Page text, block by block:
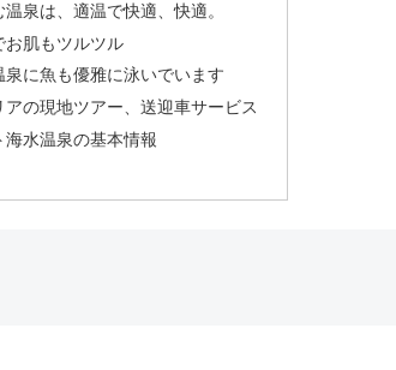
泉は、適温で快適、快適。
お肌もツルツル
泉に魚も優雅に泳いでいます
アの現地ツアー、送迎車サービス
海水温泉の基本情報